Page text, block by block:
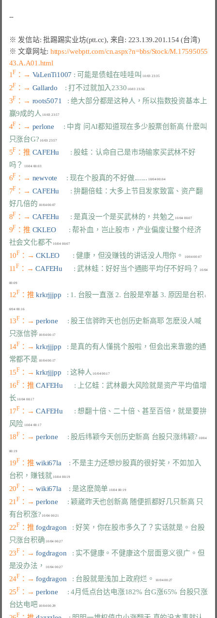
※ 发信站: 批踢踢实业坊(ptt.cc), 来自: 223.139.201.154 (台湾)
※ 文章网址: https://webptt.com/cn.aspx?n=bbs/Stock/M.17595055
43.A.A01.html
1F ：→ VaLenTi1007 : 可能是债蛙在哇哇叫 10/03 23:35
2F ：→ Gallardo : 打不过就加入2330 10/03 23:36
3F ：→ roots5071 : 绝大部分都是这种人，所以指数投资基本上
赢9成的人
10/03 23:57
4F ：→ perlone : 中肯 问AI都知道现在多少股票创新高 什麽叫
只涨台G?
10/03 23:57
5F ：推 CAFEHu : 股蛙：认命自己是市场输家买武林不好
吗？
10/04 00:03
6F ：→ newvote : 现在个股真的不好做....... 10/04 00:04
7F ：→ CAFEHu : 拚翻倍蛙：大多上节目发家致富、资产翻
好几倍的
8F ：→ CAFEHu : 是真没一个是买武林的，共勉之 10/04 00:07
9F ：推 CKLEO : 帮补血，岂止股市，产业偏废让整个经济
社会文化都不
10/04 00:07
10F ：→ CKLEO : 健康，但没赚钱的讲话没人甩你。 10/04 00:07
11F ：→ CAFEHu : 武林蛙：好好当个通膨平均仔不好吗？ 10/04
00:09
12F ：推 krkrjjjpp : 1. 台股一直涨 2. 台股是窄基 3. 原因是台积 1
0/04 00:16
13F ：→ perlone : 股王信骅昨天也创历史新高耶 怎麽没人喊
只涨信骅
14F ：→ krkrjjjpp : 是真的有人懂挑个股啦，但会出来靠邀的通
常都不是
15F ：→ krkrjjjpp : 这种人
16F ：推 CAFEHu : 上亿蛙：武林最大风险就是资产平均值增
长
10/04 00:17
17F ：→ CAFEHu : 想翻十倍、二十倍、甚至百倍，就是要拚
风险
10/04 00:17
18F ：→ perlone : 股后纬颖今天创历史新高 台股只涨纬颖? 10/04
00:19
19F ：推 wiki67la : 不是主力还想炒股真的很好笑，不如加入
台积，赚钱就
10/04 00:19
20F ：→ wiki67la : 是这麽简单 10/04 00:19
21F ：→ perlone : 颖崴昨天也创新高 随便抓都好几只新高 只
有台积涨?
22F ：推 fogdragon : 好笑，你在股市多久了？实话就是。台股
只涨台积确
10/04 00:27
23F ：→ fogdragon : 实不健康。不健康这个层面意义很广。但
是没办法，
10/04 00:27
24F ：→ fogdragon : 台股就是浅加上政府烂。
25F ：→ perlone : 4月低点台达电涨182% 台G涨65% 台股只涨
台达电吧
F